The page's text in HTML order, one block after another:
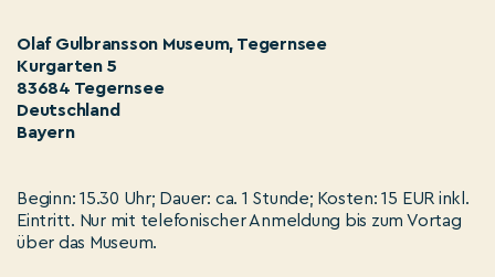
Olaf Gulbransson Museum, Tegernsee
Kurgarten 5
83684 Tegernsee
Deutschland
Bayern
Beginn: 15.30 Uhr; Dauer: ca. 1 Stunde; Kosten: 15 EUR inkl.
Eintritt. Nur mit telefonischer Anmeldung bis zum Vortag
über das Museum.